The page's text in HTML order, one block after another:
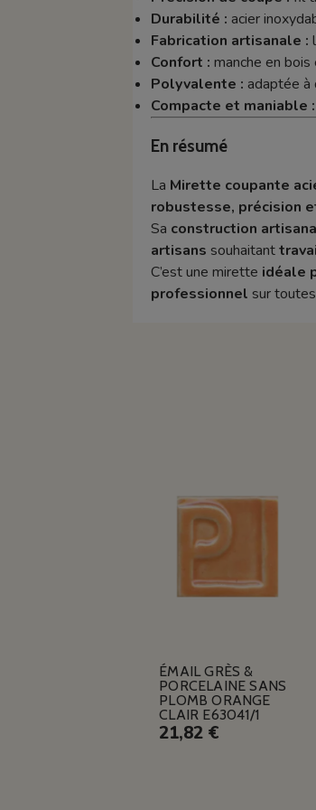
Durabilité : acier
Fabrication artisanale :
Confort : manche en
Polyvalente : adaptée à
Compacte et maniable :
En résumé
La Mirette coupante
robustesse, précision
Sa construction
artisans souhaitant
C’est une mirette idéale
professionnel sur
ÉMAIL GRÈS &
PORCELAINE SANS
PLOMB ORANGE
CLAIR E63041/1
21,82 €